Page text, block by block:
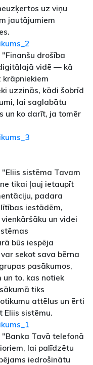
uz viņu
jautājumiem
drošība
vidē — kā
uzzinās, kādi šobrīd
lai saglabātu
un ko darīt, ja tomēr
sistēma Tavam
tikai ļauj ietaupīt
padara
iestādēm,
un videi
būs iespēja
sekot sava bērna
pasākumos,
to, kas notiek
tiks
attēlus un ērti
sistēmu.
"Banka Tavā telefonā
lai palīdzētu
iedrošinātu